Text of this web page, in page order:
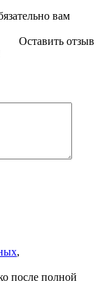
вам
Оставить отзыв
,
после полной